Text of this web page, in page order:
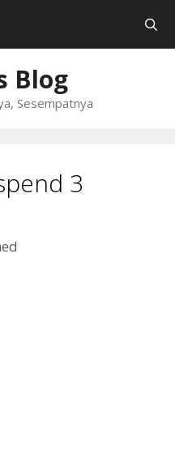
Blog
Sesempatnya
3